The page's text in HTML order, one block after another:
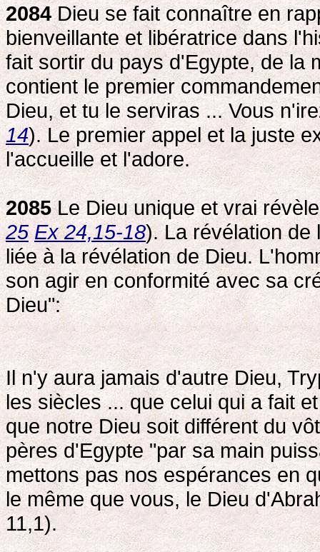
2084Dieu se fait connaître en
bienveillante et libératrice dans
fait sortir du pays d'Egypte, de la
contient le premier
Dieu, et tu le serviras ... Vous
14). Le premier appel et la juste
l'accueille et l'adore.
2085Le Dieu unique et vrai
25 Ex 24,15-18). La révélation de
liée à la révélation de Dieu.
son agir en conformité avec sa
Dieu":
Il n'y aura jamais d'autre Dieu,
les siècles ... que celui qui a fait
que notre Dieu soit différent du
pères d'Egypte "par sa main
mettons pas nos espérances en
le même que vous, le Dieu
11,1).